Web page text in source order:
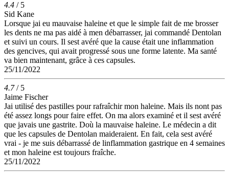
4.4 / 5
Sid Kane
Lorsque jai eu mauvaise haleine et que le simple fait de me brosser
les dents ne ma pas aidé à men débarrasser, jai commandé Dentolan
et suivi un cours. Il sest avéré que la cause était une inflammation
des gencives, qui avait progressé sous une forme latente. Ma santé
va bien maintenant, grâce à ces capsules.
25/11/2022
4.7/ 5
Jaime Fischer
Jai utilisé des pastilles pour rafraîchir mon haleine. Mais ils nont pas
été assez longs pour faire effet. On ma alors examiné et il sest avéré
que javais une gastrite. Doù la mauvaise haleine. Le médecin a dit
que les capsules de Dentolan maideraient. En fait, cela sest avéré
vrai - je me suis débarrassé de linflammation gastrique en 4 semaines
et mon haleine est toujours fraîche.
25/11/2022